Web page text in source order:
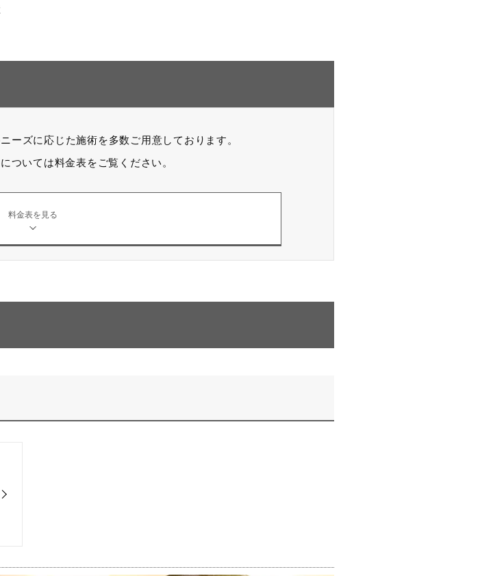
ーズに応じた施術を多数ご用意しております。
ついては料金表をご覧ください。
料金表を見る